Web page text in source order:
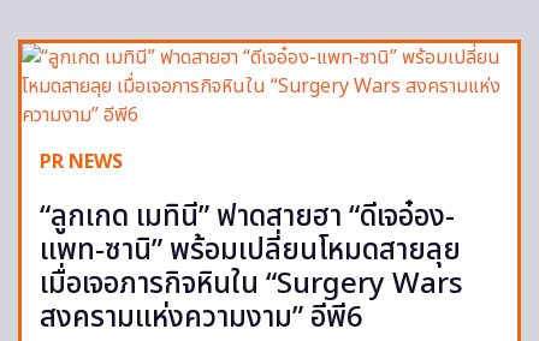
PR NEWS
“ลูกเกด เมทินี” ฟาดสายฮา “ดีเจอ๋อง-
แพท-ซานิ” พร้อมเปลี่ยนโหมดสายลุย
เมื่อเจอภารกิจหินใน “Surgery Wars
สงครามแห่งความงาม” อีพี6